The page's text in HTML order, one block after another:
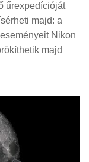
űrexpedícióját
majd: a
Nikon
majd